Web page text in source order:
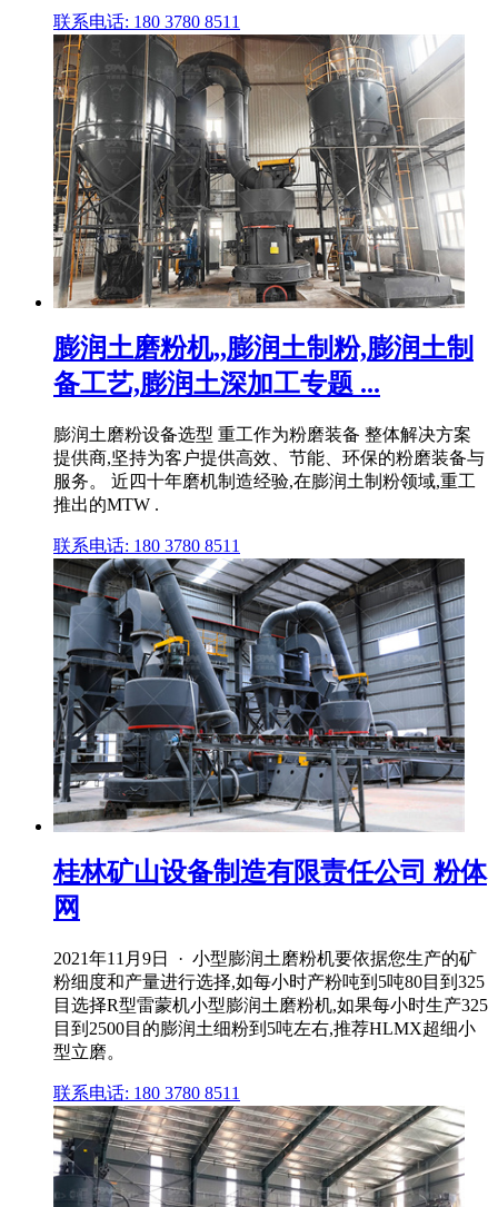
联系电话: 180 3780 8511
膨润土磨粉机,,膨润土制粉,膨润土制
备工艺,膨润土深加工专题 ...
膨润土磨粉设备选型 重工作为粉磨装备 整体解决方案
提供商,坚持为客户提供高效、节能、环保的粉磨装备与
服务。 近四十年磨机制造经验,在膨润土制粉领域,重工
推出的MTW .
联系电话: 180 3780 8511
桂林矿山设备制造有限责任公司 粉体
网
2021年11月9日 · 小型膨润土磨粉机要依据您生产的矿
粉细度和产量进行选择,如每小时产粉吨到5吨80目到325
目选择R型雷蒙机小型膨润土磨粉机,如果每小时生产325
目到2500目的膨润土细粉到5吨左右,推荐HLMX超细小
型立磨。
联系电话: 180 3780 8511